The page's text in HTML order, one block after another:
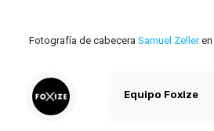
Fotografía de cabecera Samuel Zelleren
Equipo Foxize